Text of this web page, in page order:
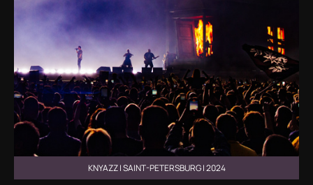
KNYAZZ | SAINT-PETERSBURG | 2024